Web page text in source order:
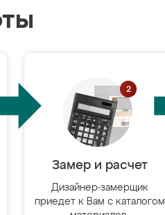
Замер и расчет
Дизайнер-замерщик
приедет к Вам с каталогом